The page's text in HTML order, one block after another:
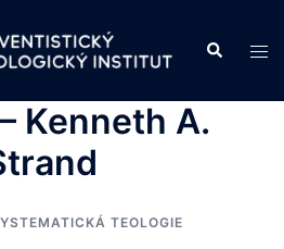
Search
Kenneth A.
TEOLOGIE